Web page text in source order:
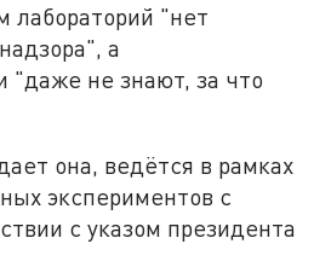
лабораторий "нет
а
"даже не знают, за что
она, ведётся в рамках
экспериментов с
с указом президента